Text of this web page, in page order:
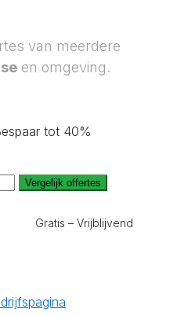
van meerdere
en omgeving.
tot 40%
Vergelijk offertes
Gratis – Vrijblijvend